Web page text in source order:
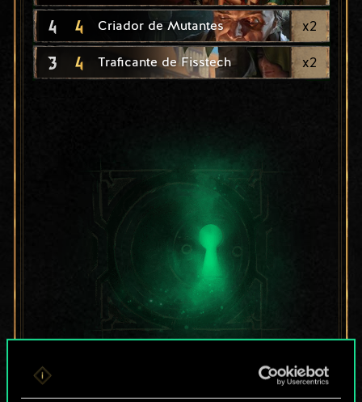
4 4 Criador de Mutantes x2
3 4 Traficante de Fisstech x2
Por enquanto, isto é